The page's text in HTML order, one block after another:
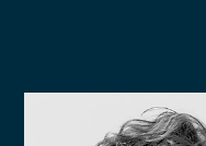
SOBRE